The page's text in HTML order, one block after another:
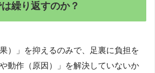
繰り返すのか？
）」を抑えるのみで、足裏に負担を
動作（原因）」を解決していないか